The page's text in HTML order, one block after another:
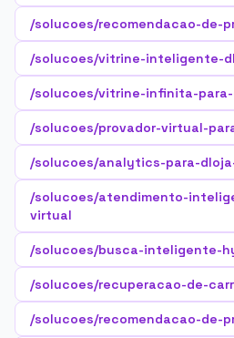
/solucoes/recomendacao-de-
/solucoes/vitrine-inteligente-
/solucoes/vitrine-infinita-
/solucoes/provador-virtual-
/solucoes/analytics-para-
/solucoes/atendimento-
virtual
/solucoes/busca-inteligente-
/solucoes/recuperacao-de-
/solucoes/recomendacao-de-